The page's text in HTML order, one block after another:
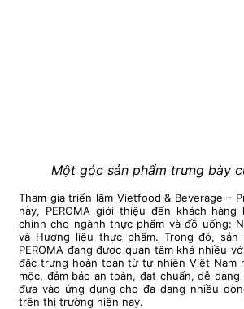
Một góc sản phẩm trưng bày
Tham gia triển lãm Vietfood & Beverage –
này, PEROMA giới thiệu đến khách hàng
chính cho ngành thực phẩm và đồ uống:
và Hương liệu thực phẩm. Trong đó,
PEROMA đang được quan tâm khá nhiều
đặc trưng hoàn toàn từ tự nhiên Việt Nam
mộc, đảm bảo an toàn, đạt chuẩn, dễ
đưa vào ứng dụng cho đa dạng nhiều
trên thị trường hiện nay.